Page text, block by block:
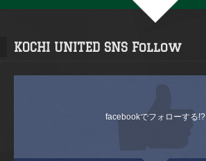
KOCHI UNITED SNS Follow
facebookでフォローする!?